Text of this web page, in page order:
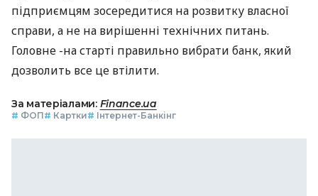
підприємцям зосередитися на розвитку власної
справи, а не на вирішенні технічних питань.
Головне -на старті правильно вибрати банк, який
дозволить все це втілити.
За матеріалами: Finance.ua
# ФОП# Картки# Інтернет-Банкінг